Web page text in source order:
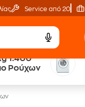
Service από 20'
1.400
Ρούχων
επιστροφή €